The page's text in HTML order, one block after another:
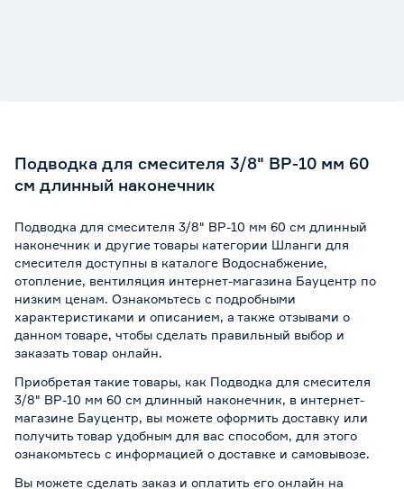
Подводка для смесителя 3/8" ВР-10 мм 60
см длинный наконечник
Подводка для смесителя 3/8" ВР-10 мм 60 см длинный
наконечник и другие товары категории Шланги для
смесителя доступны в каталоге Водоснабжение,
отопление, вентиляция интернет-магазина Бауцентр по
низким ценам. Ознакомьтесь с подробными
характеристиками и описанием, а также отзывами о
данном товаре, чтобы сделать правильный выбор и
заказать товар онлайн.
Приобретая такие товары, как Подводка для смесителя
3/8" ВР-10 мм 60 см длинный наконечник, в интернет-
магазине Бауцентр, вы можете оформить доставку или
получить товар удобным для вас способом, для этого
ознакомьтесь с информацией о доставке и самовывозе.
Вы можете сделать заказ и оплатить его онлайн на